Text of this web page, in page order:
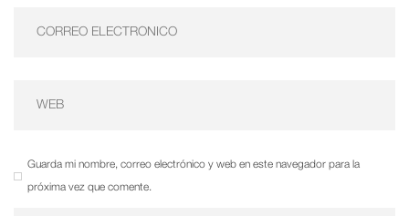
Guarda mi nombre, correo electrónico y web en este navegador para la
próxima vez que comente.